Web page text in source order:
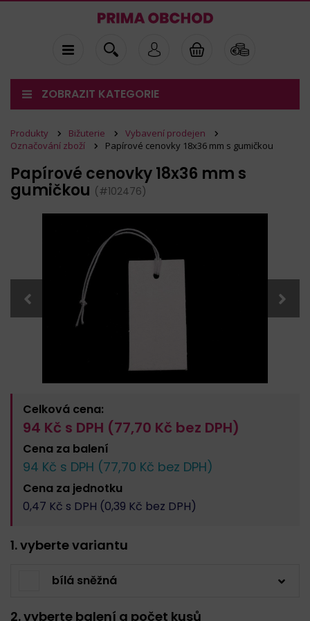
ZOBRAZIT KATEGORIE
Produkty Bižuterie
Vybavení prodejen
Označování zboží
Papírové cenovky 18x36 mm s gumičkou
Papírové cenovky 18x36 mm s
gumičkou (#102476)
Celková cena:
94 Kč s DPH (77,70 Kč bez DPH)
Cena za balení
94 Kč s DPH (77,70 Kč bez DPH)
Cena za jednotku
0,47 Kč s DPH (0,39 Kč bez DPH)
1. vyberte variantu
bílá sněžná
2. vyberte balení a počet kusů